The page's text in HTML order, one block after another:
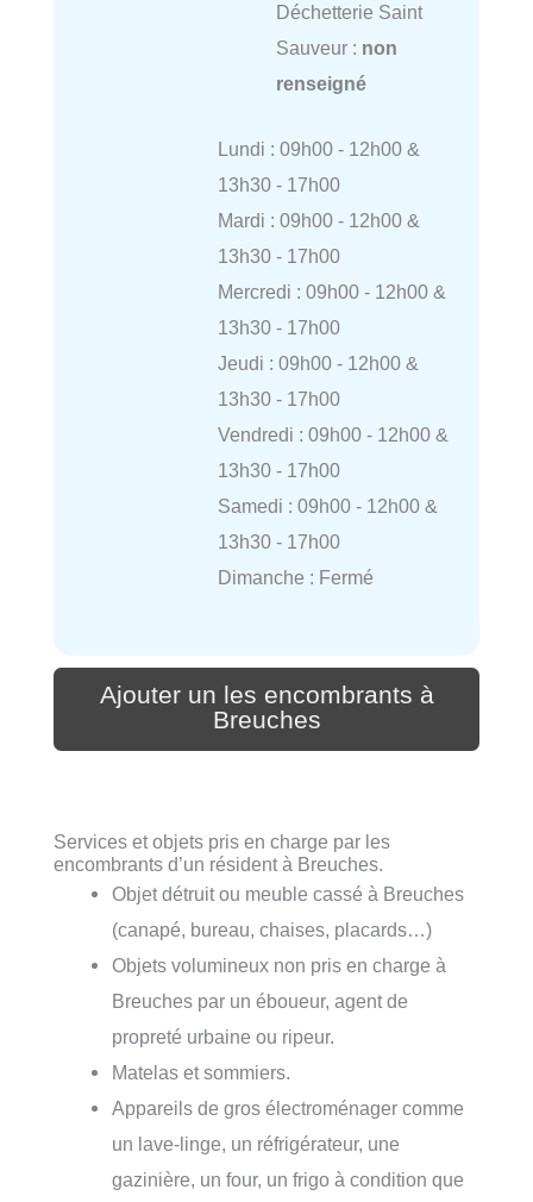
Déchetterie Saint
Sauveur : non
renseigné
Lundi : 09h00 - 12h00 &
13h30 - 17h00
Mardi : 09h00 - 12h00 &
13h30 - 17h00
Mercredi : 09h00 - 12h00 &
13h30 - 17h00
Jeudi : 09h00 - 12h00 &
13h30 - 17h00
Vendredi : 09h00 - 12h00 &
13h30 - 17h00
Samedi : 09h00 - 12h00 &
13h30 - 17h00
Dimanche : Fermé
Ajouter un les encombrants à
Breuches
Services et objets pris en charge par les
encombrants d’un résident à Breuches.
Objet détruit ou meuble cassé à Breuches
(canapé, bureau, chaises, placards…)
Objets volumineux non pris en charge à
Breuches par un éboueur, agent de
propreté urbaine ou ripeur.
Matelas et sommiers.
Appareils de gros électroménager comme
un lave-linge, un réfrigérateur, une
gazinière, un four, un frigo à condition que